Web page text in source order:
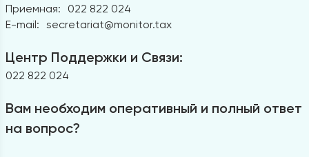
Приемная:
022 822 024
E-mail: secretariat@monitor.tax
Центр Поддержки и Связи:
022 822 024
Вам необходим оперативный и полный ответ
на вопрос?